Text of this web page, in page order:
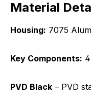
Material
Housing: 7075
Key Components:
PVD Black – PVD